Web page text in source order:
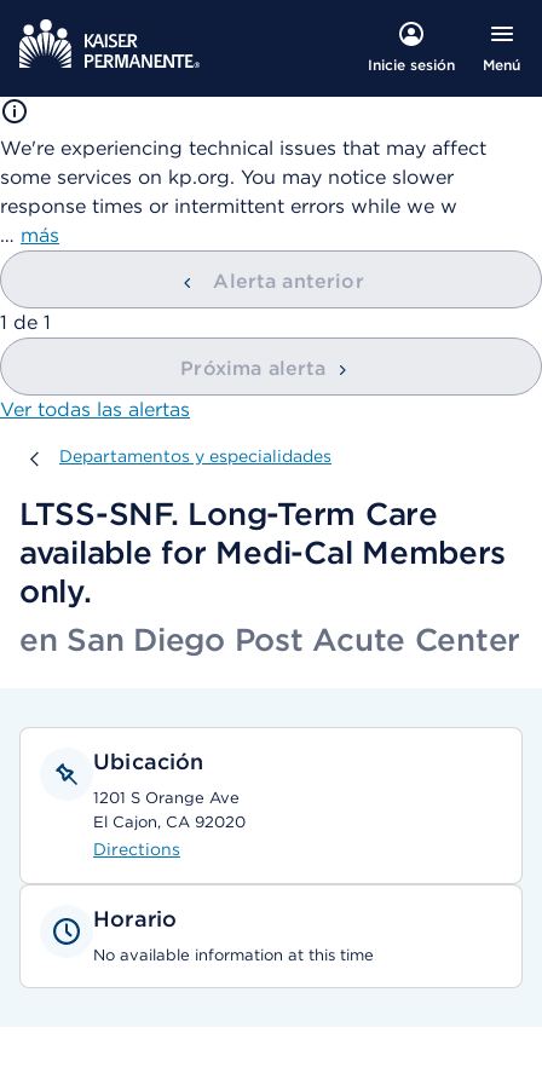
Inicie sesión Menú
We're experiencing technical issues that may affect
some services on kp.org. You may notice slower
response times or intermittent errors while we w
… más
Alerta anterior
mostrando
1 de 1
Próxima alerta
Ver todas las alertas
Departamentos y especialidades
Departamentos y especialidades
LTSS-SNF. Long-Term Care
available for Medi-Cal Members
only.
en San Diego Post Acute Center
Ubicación
1201 S Orange Ave
El Cajon, CA 92020
Directions
Horario
No available information at this time